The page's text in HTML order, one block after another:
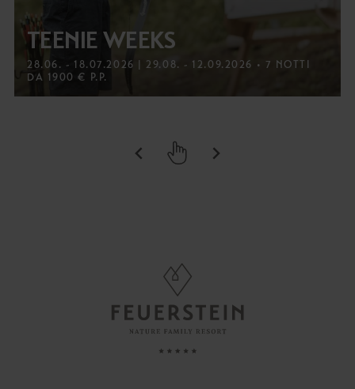
TEENIE WEEKS
28.06. - 18.07.2026 | 29.08. - 12.09.2026 • 7 NOTTI
DA 1900 € P.P.